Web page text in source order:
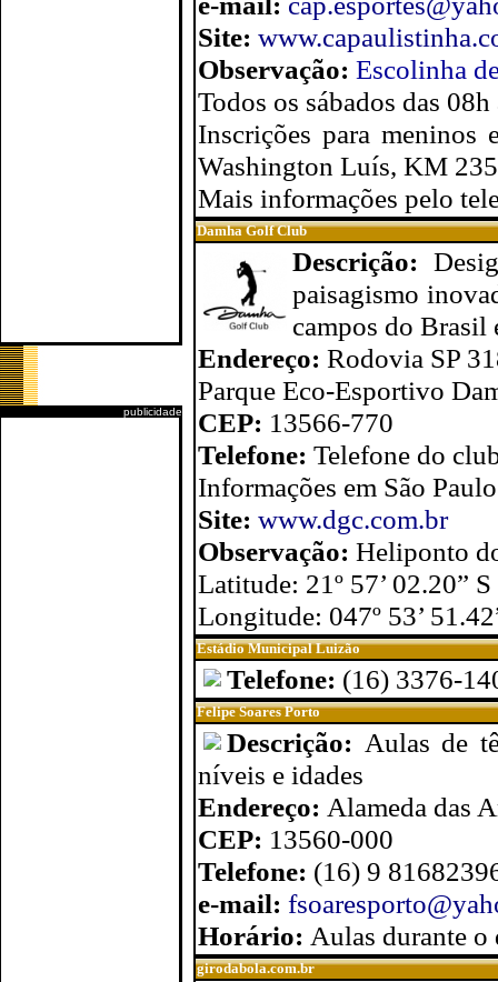
publicidade
Site:
Observação: Escolinha
Todos os sábados das
Inscrições para
Washington Luís, KM
Mais informações pelo
Damha Golf Club
Descrição:
paisagismo
campos do Brasil
Endereço: Rodovia SP
Parque Eco-Esportivo
CEP: 13566-770
Telefone: Telefone do
Informações em São
Site: www.dgc.com.br
Observação: Heliponto
Latitude: 21º 57’ 02.20” S
Longitude: 047º 53’
Estádio Municipal Luizão
Telefone: (16) 3376-
Felipe Soares Porto
Descrição: Aulas de
níveis e idades
Endereço: Alameda das
CEP: 13560-000
Telefone: (16) 9
e-mail:
Horário: Aulas durante
girodabola.com.br